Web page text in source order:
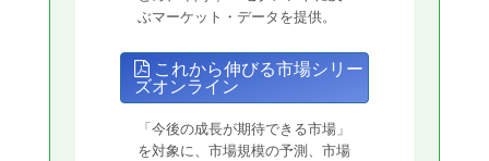
ぶマーケット・データを提供。
これから伸びる市場シリー
ズオンライン
「今後の成長が期待できる市場」
を対象に、市場規模の予測、市場